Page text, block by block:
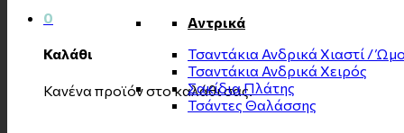
0
Καλάθι
Κανένα προϊόν στο καλάθι σας.
Αντρικά
Τσαντάκια Ανδρικά Χιαστί /
Τσαντάκια Ανδρικά Χειρός
Σακίδια Πλάτης
Τσάντες Θαλάσσης